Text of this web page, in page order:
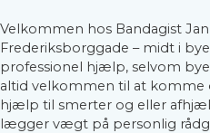
ELMEDALSVEJ 2, 4200
DENMARK
STENSTRUP (V/
STATIONSVEJ 15B,
DENMARK
Velkommen hos Bandagist
Frederiksborggade – midt i
professionel hjælp, selvom
altid velkommen til at komme
hjælp til smerter og eller
lægger vægt på personlig